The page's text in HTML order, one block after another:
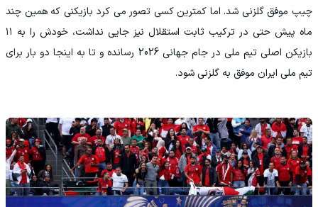
چیپ موفق گلزنی شد. اما کمترین کسی تصور می کرد بازیکنی که همین چند
ماه پیش حتی در ترکیب ثابت استقلال نیز جایی نداشت، خودش را به ۱۱
بازیکن اصلی تیم ملی در جام جهانی 2026 رسانده و تا به اینجا دو بار برای
تیم ملی ایران موفق به گلزنی شود.